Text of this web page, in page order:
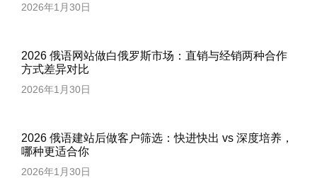
2026年1月30日
2026 俄语网站做白俄罗斯市场：直销与经销两种合作
方式差异对比
2026年1月30日
2026 俄语建站后做客户筛选：快进快出 vs 深度培养，
哪种更适合你
2026年1月30日